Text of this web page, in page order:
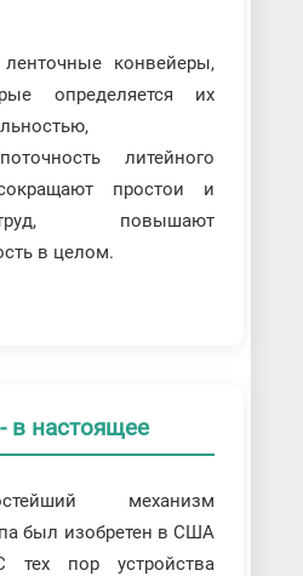
конвейеры,
определяется их
литейного
простои и
повышают
в целом.
в настоящее
механизм
был изобретен в США
пор устройства